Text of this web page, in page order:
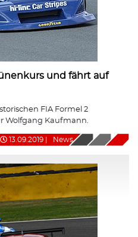
und fährt auf
FIA Formel 2
Wolfgang Kaufmann.
13.09.2019 News